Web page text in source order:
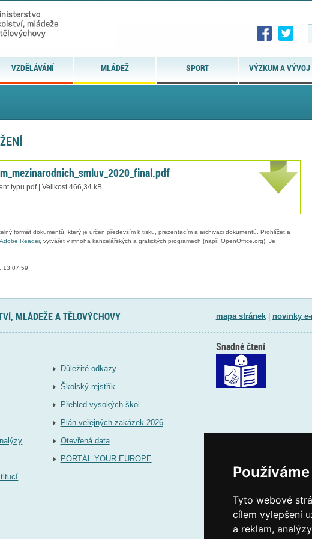
Tyto webové
cílem vylepšení
a reklam,
VZDĚLÁVÁNÍ MLÁDEŽ SPORT VÝZKUM A VÝVOJ
typu pdf | Velikost 466,34 kB
formát dokumentů, který je určen především k tisku, prezentacím a archivaci dokumentů. Prohlížet a
Adobe Reader, vytvářet v mnoha kancelářských a grafických programech (např. OpenOffice.org). Je
13:07:59
MLÁDEŽE A TĚLOVÝCHOVY mapa stránek| novinky
Důležité odkazy
Školský rejstřík
Přehled vysokých škol
Plán veřejných zakázek 2026
Otevřená data
PORTÁL YOUR EUROPE
Snadné čtení